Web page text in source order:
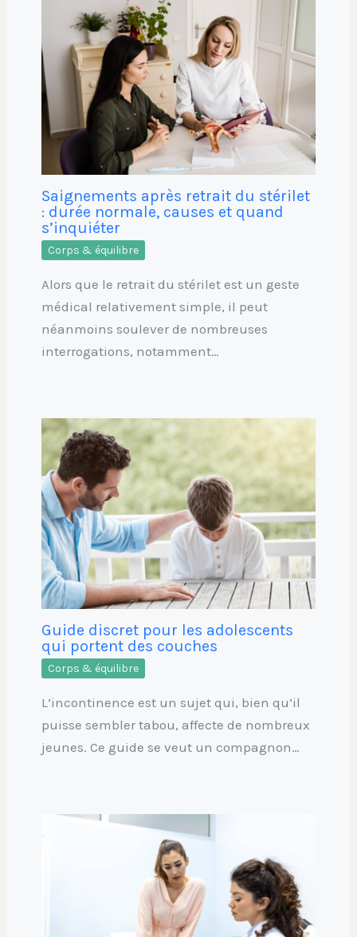
Saignements après retrait du stérilet
: durée normale, causes et quand
s’inquiéter
Corps & équilibre
Alors que le retrait du stérilet est un geste
médical relativement simple, il peut
néanmoins soulever de nombreuses
interrogations, notamment…
Guide discret pour les adolescents
qui portent des couches
Corps & équilibre
L’incontinence est un sujet qui, bien qu’il
puisse sembler tabou, affecte de nombreux
jeunes. Ce guide se veut un compagnon…